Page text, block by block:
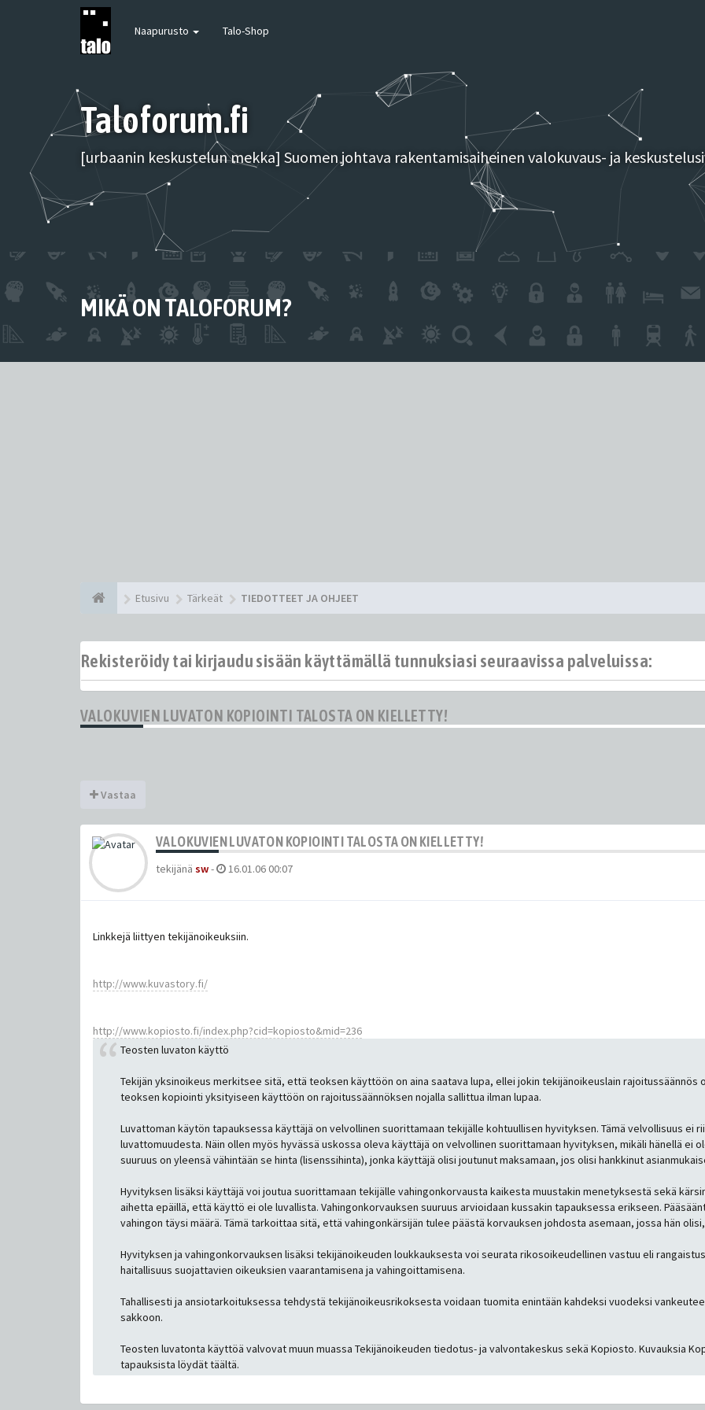
Naapurusto Talo-Shop
Taloforum.fi
[urbaanin keskustelun mekka] Suomen johtava rakentamisaiheinen valokuvaus- ja
MIKÄ ON TALOFORUM?
Etusivu Tärkeät TIEDOTTEET JA OHJEET
Rekisteröidy tai kirjaudu sisään käyttämällä tunnuksiasi seuraavissa palveluissa:
VALOKUVIEN LUVATON KOPIOINTI TALOSTA ON KIELLETTY!
Vastaa
VALOKUVIEN LUVATON KOPIOINTI TALOSTA ON KIELLETTY!
tekijänä sw- 16.01.06 00:07
Linkkejä liittyen tekijänoikeuksiin.
http://www.kuvastory.fi/
http://www.kopiosto.fi/index.php?cid=kopiosto&mid=236
Teosten luvaton käyttö
Tekijän yksinoikeus merkitsee sitä, että teoksen käyttöön on aina saatava lupa, ellei jokin tekijänoikeuslain rajoitussäännös
teoksen kopiointi yksityiseen käyttöön on rajoitussäännöksen nojalla sallittua ilman lupaa.
Luvattoman käytön tapauksessa käyttäjä on velvollinen suorittamaan tekijälle kohtuullisen hyvityksen. Tämä velvollisuus ei
luvattomuudesta. Näin ollen myös hyvässä uskossa oleva käyttäjä on velvollinen suorittamaan hyvityksen, mikäli hänellä ei
suuruus on yleensä vähintään se hinta (lisenssihinta), jonka käyttäjä olisi joutunut maksamaan, jos olisi hankkinut
Hyvityksen lisäksi käyttäjä voi joutua suorittamaan tekijälle vahingonkorvausta kaikesta muustakin menetyksestä sekä
aihetta epäillä, että käyttö ei ole luvallista. Vahingonkorvauksen suuruus arvioidaan kussakin tapauksessa erikseen.
vahingon täysi määrä. Tämä tarkoittaa sitä, että vahingonkärsijän tulee päästä korvauksen johdosta asemaan, jossa hän
Hyvityksen ja vahingonkorvauksen lisäksi tekijänoikeuden loukkauksesta voi seurata rikosoikeudellinen vastuu eli
haitallisuus suojattavien oikeuksien vaarantamisena ja vahingoittamisena.
Tahallisesti ja ansiotarkoituksessa tehdystä tekijänoikeusrikoksesta voidaan tuomita enintään kahdeksi vuodeksi
sakkoon.
Teosten luvatonta käyttöä valvovat muun muassa Tekijänoikeuden tiedotus- ja valvontakeskus sekä Kopiosto. Kuvauksia
tapauksista löydät täältä.